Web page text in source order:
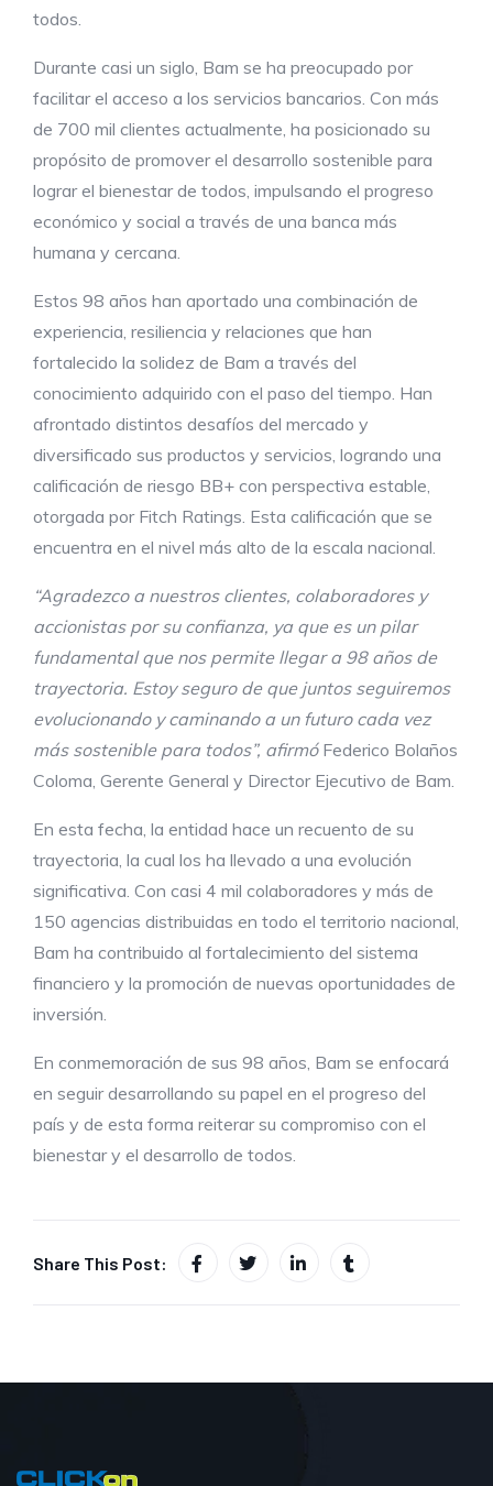
todos.
Durante casi un siglo, Bam se ha preocupado por
facilitar el acceso a los servicios bancarios. Con más
de 700 mil clientes actualmente, ha posicionado su
propósito de promover el desarrollo sostenible para
lograr el bienestar de todos, impulsando el progreso
económico y social a través de una banca más
humana y cercana.
Estos 98 años han aportado una combinación de
experiencia, resiliencia y relaciones que han
fortalecido la solidez de Bam a través del
conocimiento adquirido con el paso del tiempo. Han
afrontado distintos desafíos del mercado y
diversificado sus productos y servicios, logrando una
calificación de riesgo BB+ con perspectiva estable,
otorgada por Fitch Ratings. Esta calificación que se
encuentra en el nivel más alto de la escala nacional.
“Agradezco a nuestros clientes, colaboradores y
accionistas por su confianza, ya que es un pilar
fundamental que nos permite llegar a 98 años de
trayectoria. Estoy seguro de que juntos seguiremos
evolucionando y caminando a un futuro cada vez
más sostenible para todos”, afirmóFederico Bolaños
Coloma, Gerente General y Director Ejecutivo de Bam.
En esta fecha, la entidad hace un recuento de su
trayectoria, la cual los ha llevado a una evolución
significativa. Con casi 4 mil colaboradores y más de
150 agencias distribuidas en todo el territorio nacional,
Bam ha contribuido al fortalecimiento del sistema
financiero y la promoción de nuevas oportunidades de
inversión.
En conmemoración de sus 98 años, Bam se enfocará
en seguir desarrollando su papel en el progreso del
país y de esta forma reiterar su compromiso con el
bienestar y el desarrollo de todos.
Share This Post: